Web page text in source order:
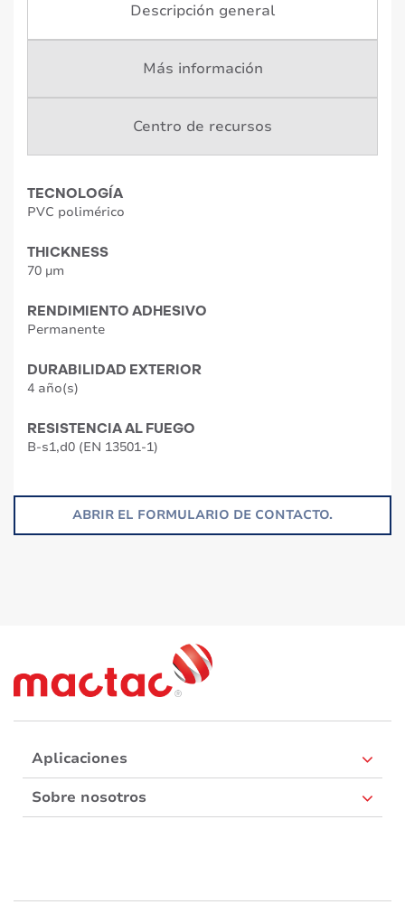
Descripción general
Más información
Centro de recursos
TECNOLOGÍA
PVC polimérico
THICKNESS
70 µm
RENDIMIENTO ADHESIVO
Permanente
DURABILIDAD EXTERIOR
4 año(s)
RESISTENCIA AL FUEGO
B-s1,d0 (EN 13501-1)
ABRIR EL FORMULARIO DE CONTACTO.
Aplicaciones
Sobre nosotros